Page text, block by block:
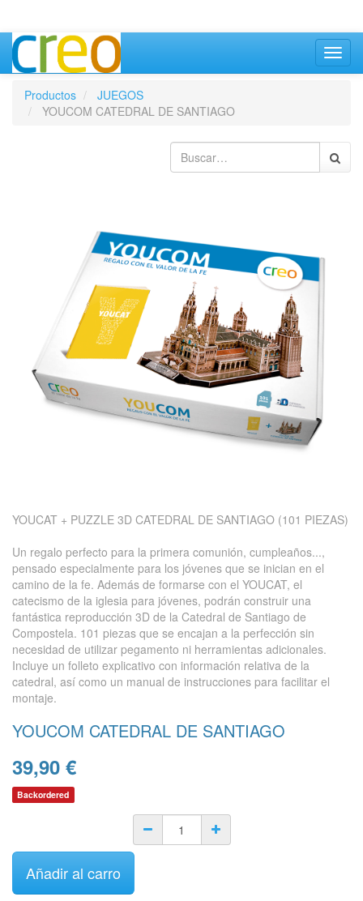
Productos
JUEGOS
YOUCOM CATEDRAL DE SANTIAGO
YOUCAT + PUZZLE 3D CATEDRAL DE SANTIAGO (101 PIEZAS)
Un regalo perfecto para la primera comunión, cumpleaños...,
pensado especialmente para los jóvenes que se inician en el
camino de la fe. Además de formarse con el YOUCAT, el
catecismo de la iglesia para jóvenes, podrán construir una
fantástica reproducción 3D de la Catedral de Santiago de
Compostela. 101 piezas que se encajan a la perfección sin
necesidad de utilizar pegamento ni herramientas adicionales.
Incluye un folleto explicativo con información relativa de la
catedral, así como un manual de instrucciones para facilitar el
montaje.
YOUCOM CATEDRAL DE SANTIAGO
39,90 €
Backordered
Añadir al carro